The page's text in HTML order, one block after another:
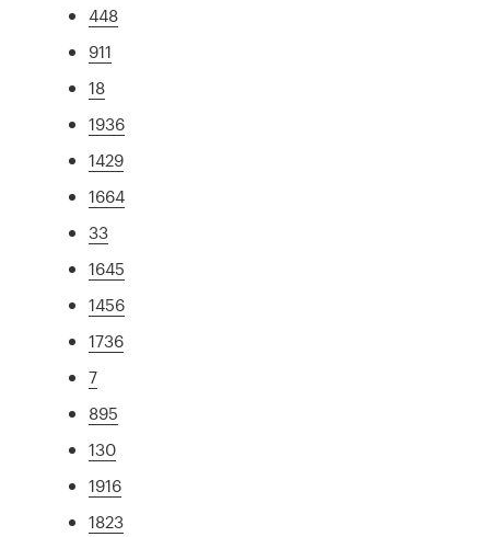
448
911
18
1936
1429
1664
33
1645
1456
1736
7
895
130
1916
1823